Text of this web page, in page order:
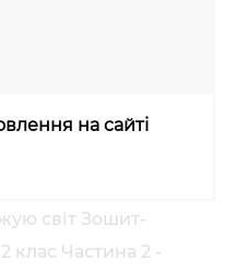
на сайті
світ Зошит-
клас Частина 2 -